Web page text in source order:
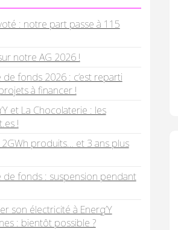
voté : notre part passe à 115
notre AG 2026 !
de fonds 2026 : c’est reparti
à financer !
et La Chocolaterie : les
!
2GWh produits… et 3 ans plus
de fonds : suspension pendant
son électricité à Energ’Y
: bientôt possible ?